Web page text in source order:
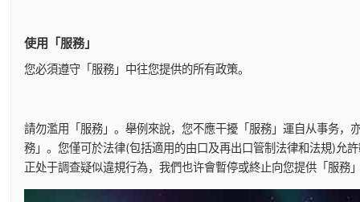
使用「服務」
您必須遵守「服務」中往您提供的所有政策。
請勿濫用「服務」。舉例來說，您不應干擾「服務」運自从事务
務」。您僅可於法律(包括適用的由口及再出口管制法律和法規)允
正处于調查疑似違規行為，我們也许會暫停或終止向您提供「服務